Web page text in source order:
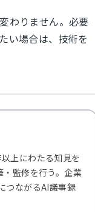
わりません。必要
い場合は、技術を
上にわたる知見を
監修を行う。企業
つながるAI議事録